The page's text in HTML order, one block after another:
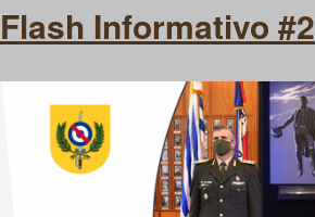
Flash Informativo #2